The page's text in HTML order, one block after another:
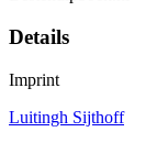
Details
Imprint
Luitingh Sijthoff